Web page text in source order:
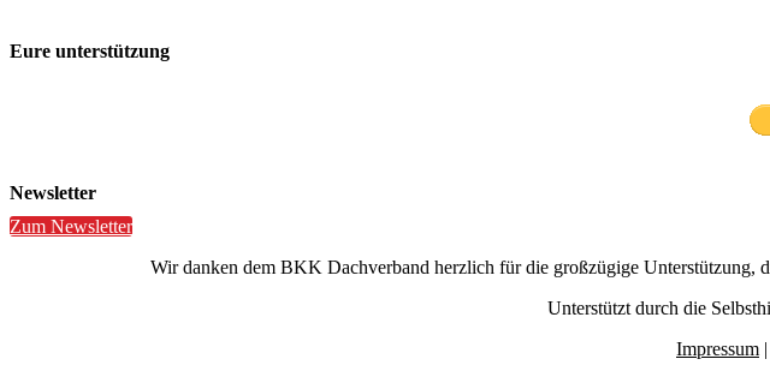
Eure unterstützung
Newsletter
Zum Newsletter
Wir danken dem BKK Dachverband herzlich für die großzügige Unterstützung,
Unterstützt durch die
Impressum |